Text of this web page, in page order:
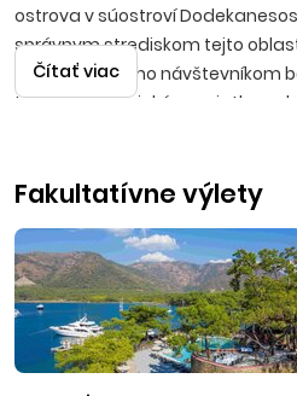
ostrova v súostroví
správnym strediskom tejto
prosperitu a jeho návštevníkom
turistiku, historické pamiatky,
pamiatkou, stredovekým
mestskú obrazáreň, historický
kasínom, prístav, aquarium, či
zájazdy sú realizované s odletmi
trvá približne 2 hodiny 35 minút.
Čítať viac
Fakultatívne výlety